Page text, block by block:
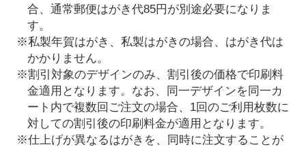
合、通常郵便はがき代85円が別途必要になりま
す。
※私製年賀はがき、私製はがきの場合、はがき代は
かかりません。
※割引対象のデザインのみ、割引後の価格で印刷料
金適用となります。なお、同一デザインを同一カ
ート内で複数回ご注文の場合、1回のご利用枚数に
対しての割引後の印刷料金が適用となります。
※仕上げが異なるはがきを、同時に注文することが